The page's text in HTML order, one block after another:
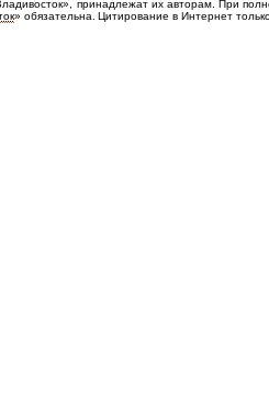
принадлежат их авторам. При
» обязательна. Цитирование в Интернет